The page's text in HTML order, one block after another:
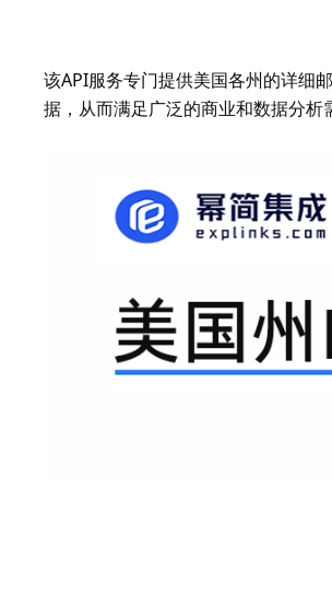
该API服务专门提供美国各州的详细
据，从而满足广泛的商业和数据分析